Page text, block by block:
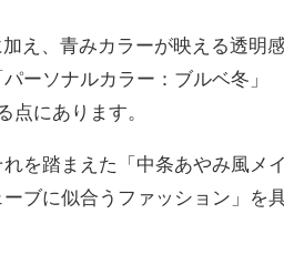
え、青みカラーが映える透明
ーソナルカラー：ブルベ冬」
点にあります。
を踏まえた「中条あやみ風メイ
ブに似合うファッション」を